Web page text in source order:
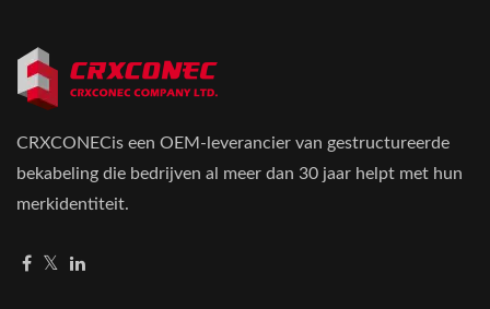
CRXCONECis een OEM-leverancier van gestructureerde
bekabeling die bedrijven al meer dan 30 jaar helpt met hun
merkidentiteit.